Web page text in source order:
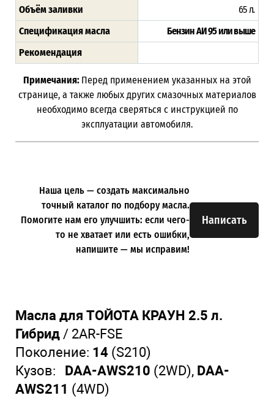
Объём заливки 65 л.
Спецификация масла
Бензин АИ 95 или выше
Рекомендация
Примечания: Перед применением указанных на этой
странице, а также любых других смазочных материалов
необходимо всегда сверяться с инструкцией по
эксплуатации автомобиля.
Написать
Наша цель — создать максимально
точный каталог по подбору масла.
Помогите нам его улучшить: если чего-
то не хватает или есть ошибки,
напишите — мы исправим!
Масла для ТОЙОТА КРАУН 2.5 л.
Гибрид / 2AR-FSE
Поколение: 14 (S210)
Кузов:
DAA-AWS210 (2WD), DAA-
AWS211 (4WD)